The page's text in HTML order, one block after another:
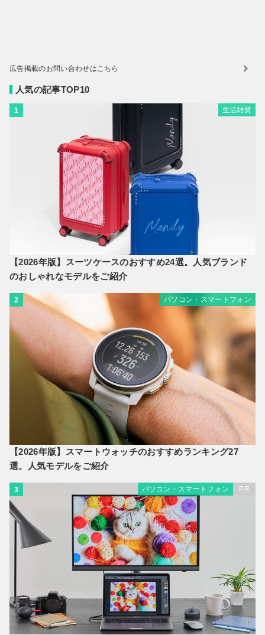
広告掲載のお問い合わせはこちら
人気の記事TOP10
1 生活雑貨
【2026年版】スーツケースのおすすめ24選。人気ブランド
のおしゃれなモデルをご紹介
2 パソコン・スマートフォン
【2026年版】スマートウォッチのおすすめランキング27
選。人気モデルをご紹介
3 パソコン・スマートフォン PR